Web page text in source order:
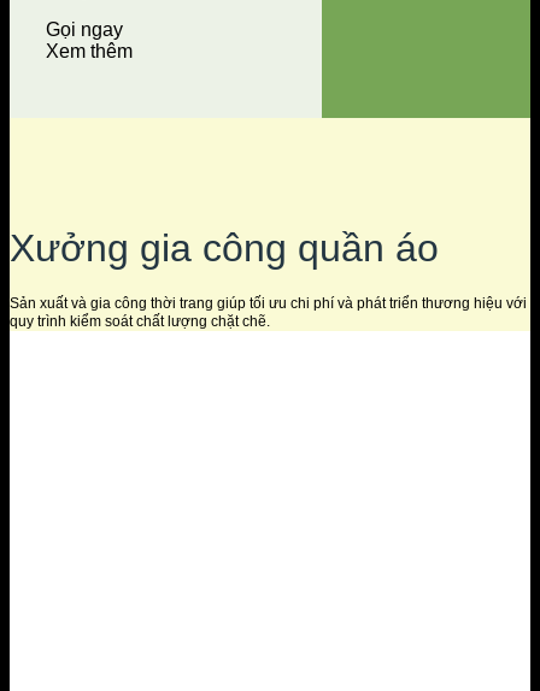
Gọi ngay
Xem thêm
Xưởng gia công quần áo
Sản xuất và gia công thời trang giúp tối ưu chi phí và phát triển thương hiệu với
quy trình kiểm soát chất lượng chặt chẽ.